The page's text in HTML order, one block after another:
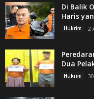
Di Balik
Haris
Hukrim 2
Dua
Hukrim